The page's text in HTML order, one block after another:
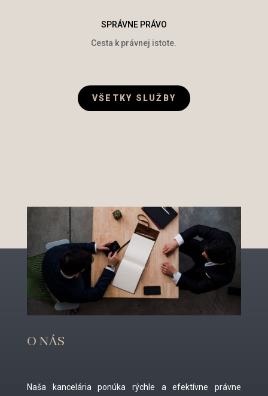
SPRÁVNE PRÁVO
Cesta k právnej istote.
VŠETKY SLUŽBY
O NÁS
Naša kancelária ponúka rýchle a efektívne právne